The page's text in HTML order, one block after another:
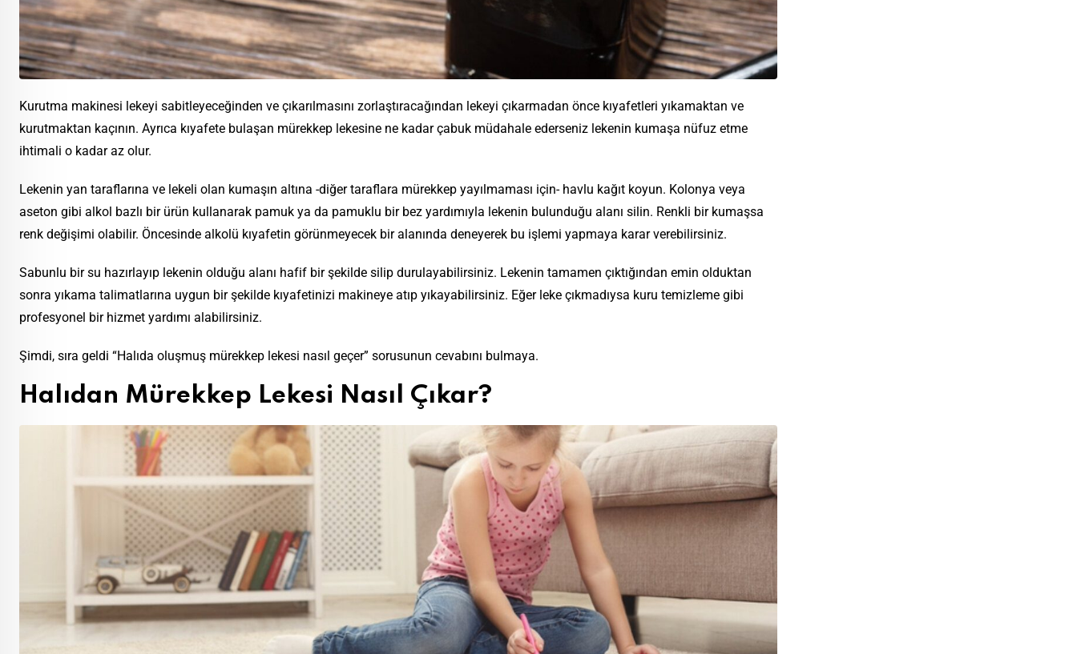
Kurutma makinesi lekeyi sabitleyeceğinden ve çıkarılmasını zorlaştıracağından lekeyi çıkarmadan önce kıyafetleri yıkamaktan ve
kurutmaktan kaçının. Ayrıca kıyafete bulaşan mürekkep lekesine ne kadar çabuk müdahale ederseniz lekenin kumaşa nüfuz etme
ihtimali o kadar az olur.
Lekenin yan taraflarına ve lekeli olan kumaşın altına -diğer taraflara mürekkep yayılmaması için- havlu kağıt koyun. Kolonya veya
aseton gibi alkol bazlı bir ürün kullanarak pamuk ya da pamuklu bir bez yardımıyla lekenin bulunduğu alanı silin. Renkli bir kumaşsa
renk değişimi olabilir. Öncesinde alkolü kıyafetin görünmeyecek bir alanında deneyerek bu işlemi yapmaya karar verebilirsiniz.
Sabunlu bir su hazırlayıp lekenin olduğu alanı hafif bir şekilde silip durulayabilirsiniz. Lekenin tamamen çıktığından emin olduktan
sonra yıkama talimatlarına uygun bir şekilde kıyafetinizi makineye atıp yıkayabilirsiniz. Eğer leke çıkmadıysa kuru temizleme gibi
profesyonel bir hizmet yardımı alabilirsiniz.
Şimdi, sıra geldi “Halıda oluşmuş mürekkep lekesi nasıl geçer” sorusunun cevabını bulmaya.
Halıdan Mürekkep Lekesi Nasıl Çıkar?